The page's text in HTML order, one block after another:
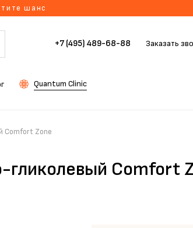
шанс
+7 (495) 489-68-88 Заказать
Quantum Clinic
Comfort Zone
гликолевый Comfort